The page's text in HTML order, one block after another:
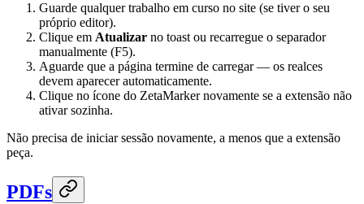
Guarde qualquer trabalho em curso no site (se tiver o seu
próprio editor).
Clique em Atualizar no toast ou recarregue o separador
manualmente (F5).
Aguarde que a página termine de carregar — os realces
devem aparecer automaticamente.
Clique no ícone do ZetaMarker novamente se a extensão não
ativar sozinha.
Não precisa de iniciar sessão novamente, a menos que a extensão
peça.
PDFs